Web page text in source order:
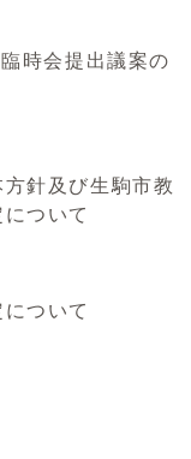
時会提出議案の
針及び生駒市教
ついて
ついて